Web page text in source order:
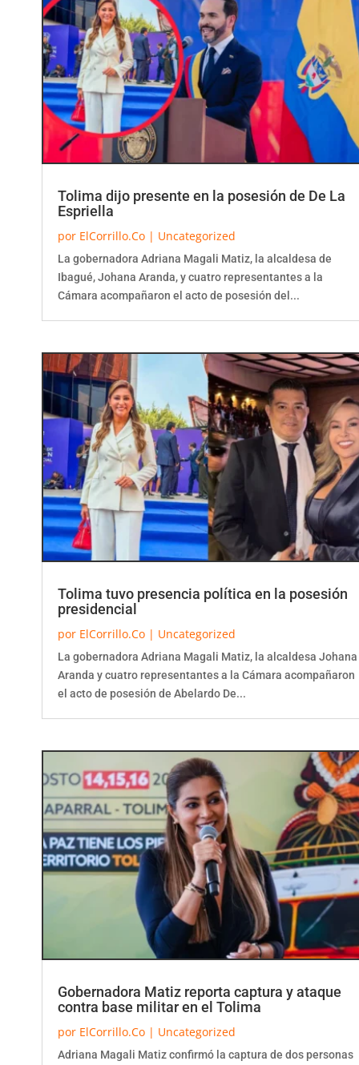
Tolima dijo presente en la posesión de De La
Espriella
por ElCorrillo.Co | Uncategorized
La gobernadora Adriana Magali Matiz, la alcaldesa de
Ibagué, Johana Aranda, y cuatro representantes a la
Cámara acompañaron el acto de posesión del...
Tolima tuvo presencia política en la posesión
presidencial
por ElCorrillo.Co | Uncategorized
La gobernadora Adriana Magali Matiz, la alcaldesa Johana
Aranda y cuatro representantes a la Cámara acompañaron
el acto de posesión de Abelardo De...
Gobernadora Matiz reporta captura y ataque
contra base militar en el Tolima
por ElCorrillo.Co | Uncategorized
Adriana Magali Matiz confirmó la captura de dos personas